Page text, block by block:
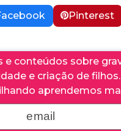
Pinterest
e conteúdos sobre
e criação de filhos.
aprendemos